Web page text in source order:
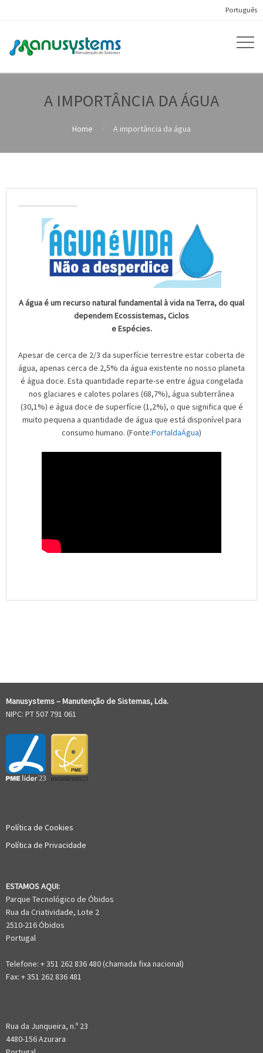
Português
A IMPORTÂNCIA DA ÁGUA
Home A importância da água
A água é um recurso natural fundamental à vida na Terra, do qual
dependem Ecossistemas, Ciclos
e Espécies.
Apesar de cerca de 2/3 da superfície terrestre estar coberta de
água, apenas cerca de 2,5% da água existente no nosso planeta
é água doce. Esta quantidade reparte-se entre água congelada
nos glaciares e calotes polares (68,7%), água subterrânea
(30,1%) e água doce de superfície (1,2%), o que significa que é
muito pequena a quantidade de água que está disponível para
consumo humano. (Fonte:PortaldaÁgua)
Manusystems –Manutenção de Sistemas, Lda.
NIPC: PT 507 791 061
Política de Cookies
Política de Privacidade
ESTAMOS AQUI:
Parque Tecnológico de Óbidos
Rua da Criatividade, Lote 2
2510-216 Óbidos
Portugal
Telefone: + 351 262 836 480 (chamada fixa nacional)
Fax: + 351 262 836 481
Rua da Junqueira, n.º 23
4480-156 Azurara